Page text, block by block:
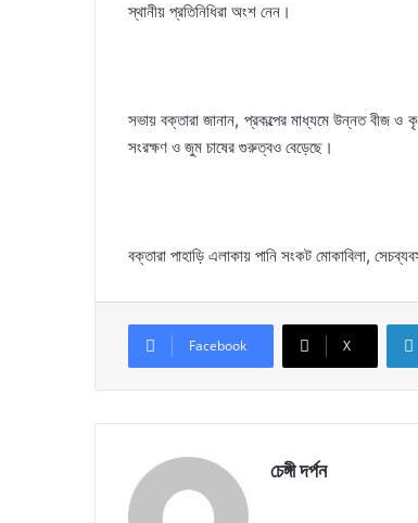
স্থানীয় প্রতিনিধিরা অংশ নেন।
সভায় বক্তারা জানান, প্রকল্পের মাধ্যমে উন্নত বীজ ও
সংরক্ষণ ও জুম চাষের গুরুত্বও বেড়েছে।
বক্তারা পাহাড়ি এলাকায় পানি সংকট মোকাবিলা,
Facebook X
চেঙ্গী দর্পন